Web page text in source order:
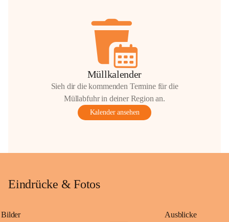
Müllkalender
Sieh dir die kommenden Termine für die
Müllabfuhr in deiner Region an.
Kalender ansehen
Eindrücke & Fotos
Bilder Ausblicke